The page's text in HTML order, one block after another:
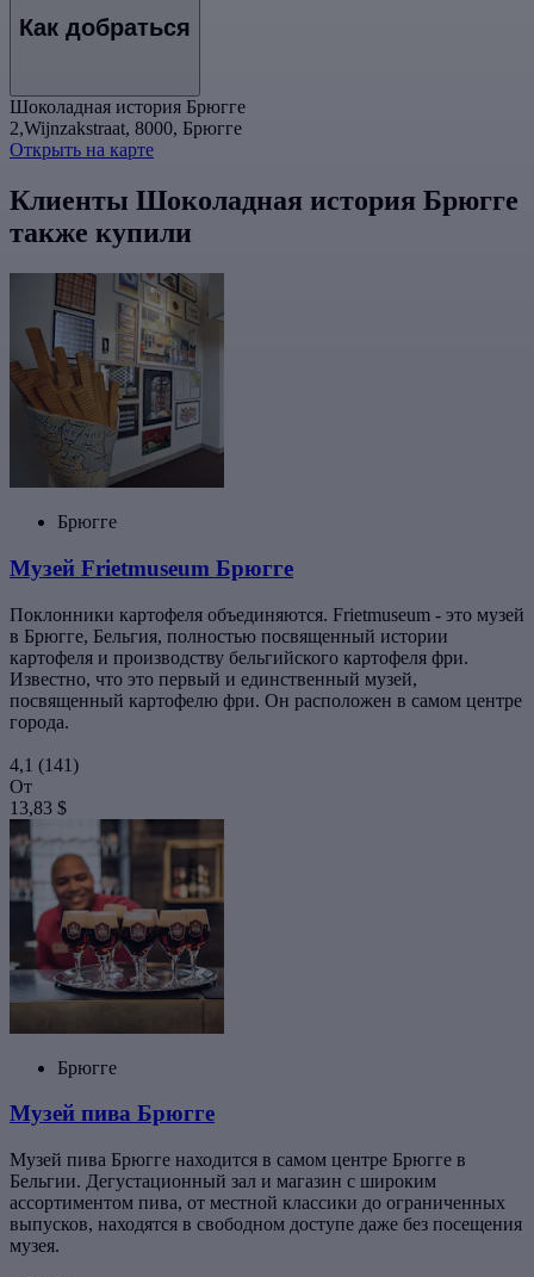
Как добраться
Шоколадная история Брюгге
2,Wijnzakstraat, 8000, Брюгге
Открыть на карте
Клиенты Шоколадная история Брюгге
также купили
Брюгге
Музей Frietmuseum Брюгге
Поклонники картофеля объединяются. Frietmuseum - это музей
в Брюгге, Бельгия, полностью посвященный истории
картофеля и производству бельгийского картофеля фри.
Известно, что это первый и единственный музей,
посвященный картофелю фри. Он расположен в самом центре
города.
4,1 (141)
От
13,83 $
Брюгге
Музей пива Брюгге
Музей пива Брюгге находится в самом центре Брюгге в
Бельгии. Дегустационный зал и магазин с широким
ассортиментом пива, от местной классики до ограниченных
выпусков, находятся в свободном доступе даже без посещения
музея.